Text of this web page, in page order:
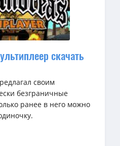
скачать
своим
безграничные
ранее в него можно